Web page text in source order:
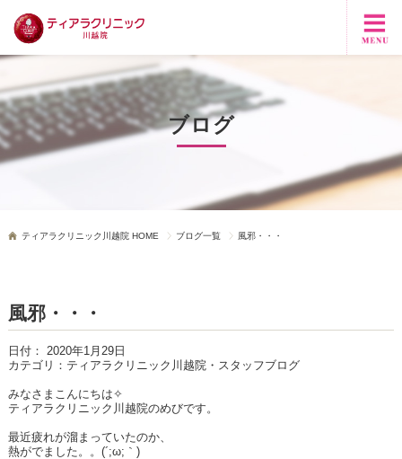
ブログ
ティアラクリニック川越院 HOME ブログ一覧 風邪・・・
風邪・・・
日付： 2020年1月29日
カテゴリ： ティアラクリニック川越院・スタッフブログ
みなさまこんにちは✧
ティアラクリニック川越院のめびです。
最近疲れが溜まっていたのか、
熱がでました。。(´;ω;｀)